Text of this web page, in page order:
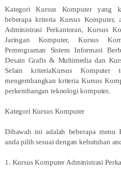
Kategori Kursus Komputer yang
beberapa kriteria Kursus Komputer,
Administrasi Perkantoran, Kursus
Jaringan Komputer, Kursus
Pemrograman Sistem Informasi
Desain Grafis & Multimedia dan
Selain kriteriaKursus Komputer
mengembangkan kriteria Kursus
perkembangan teknologi komputer.
Kategori Kursus Komputer
Dibawah ini adalah beberapa menu
anda pilih sesuai dengan kebutuhan
1. Kursus Komputer Administrasi